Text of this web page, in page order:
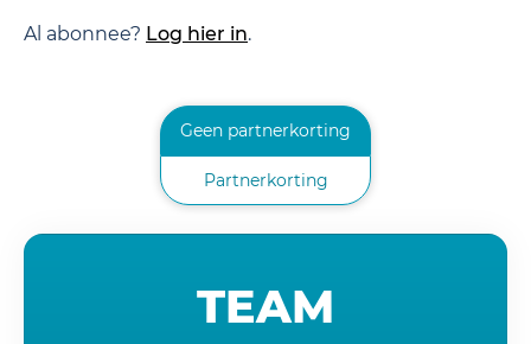
Al abonnee? Log hier in.
Geen partnerkorting
Partnerkorting
TEAM